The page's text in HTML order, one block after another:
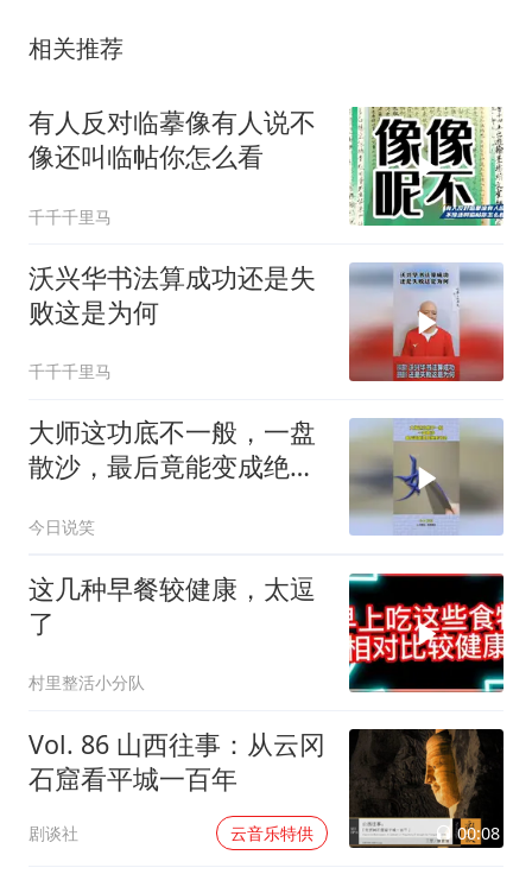
相关推荐
有人反对临摹像有人说不
像还叫临帖你怎么看
千千千里马
沃兴华书法算成功还是失
败这是为何
千千千里马
大师这功底不一般，一盘
散沙，最后竟能变成绝美
今日说笑
这几种早餐较健康，太逗
了
村里整活小分队
Vol. 86 山西往事：从云冈
石窟看平城一百年
剧谈社 云音乐特供 00:08